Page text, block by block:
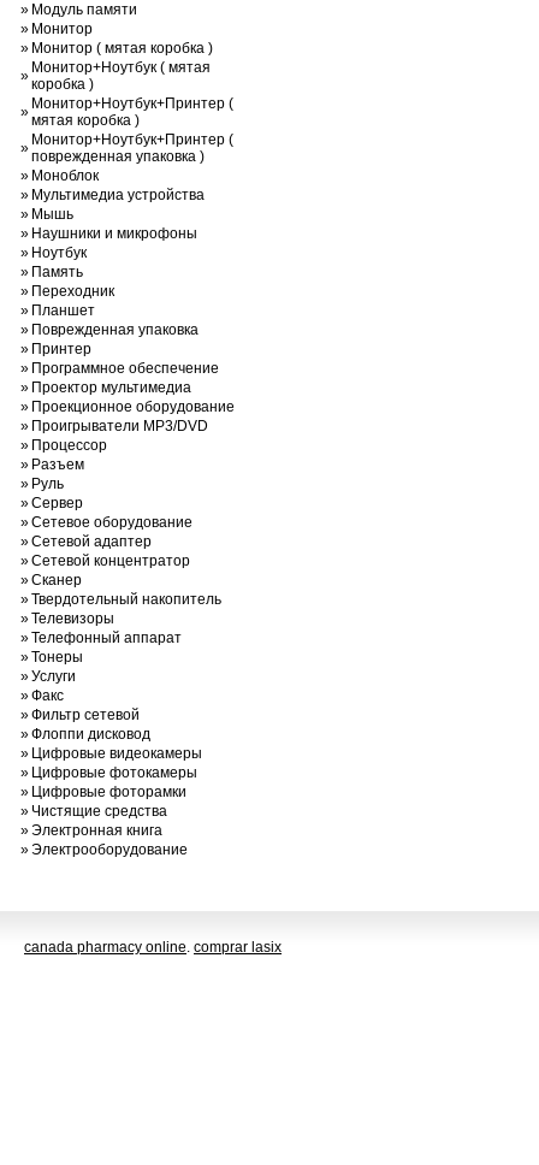
» Модуль памяти
» Монитор
» Монитор ( мятая коробка )
» Монитор+Ноутбук ( мятая
коробка )
» Монитор+Ноутбук+Принтер (
мятая коробка )
» Монитор+Ноутбук+Принтер (
поврежденная упаковка )
» Моноблок
» Мультимедиа устройства
» Мышь
» Наушники и микрофоны
» Ноутбук
» Память
» Переходник
» Планшет
» Поврежденная упаковка
» Принтер
» Программное обеспечение
» Проектор мультимедиа
» Проекционное оборудование
» Проигрыватели MP3/DVD
» Процессор
» Разъем
» Руль
»Сервер
»Сетевое оборудование
»Сетевой адаптер
»Сетевой концентратор
»Сканер
»Твердотельный накопитель
»Телевизоры
»Телефонный аппарат
»Тонеры
»Услуги
»Факс
»Фильтр сетевой
»Флоппи дисковод
» Цифровые видеокамеры
» Цифровые фотокамеры
» Цифровые фоторамки
» Чистящие средства
»Электронная книга
»Электрооборудование
canada pharmacy online. comprar lasix